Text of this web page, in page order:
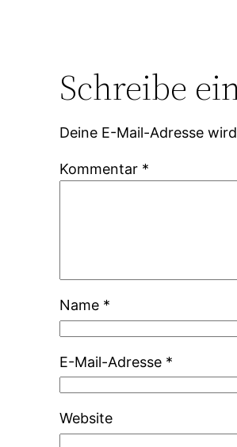
Schreibe
Deine E-Mail-Adresse
Kommentar *
Name *
E-Mail-Adresse *
Website